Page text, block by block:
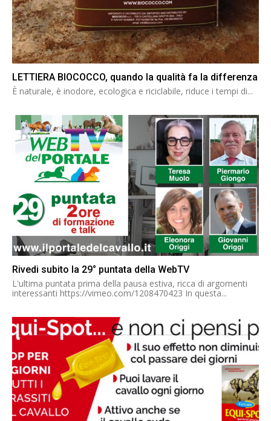
LETTIERA BIOCOCCO, quando la qualità fa la differenza
È naturale, è inodore, ecologica e riciclabile, riduce i tempi di...
Rivedi subito la 29° puntata della WebTV
L'ultima puntata prima della pausa estiva, ricca di argomenti
interessanti https://vimeo.com/1208470423 In questa...